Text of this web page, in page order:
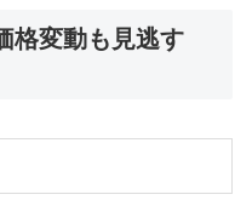
格変動も見逃す